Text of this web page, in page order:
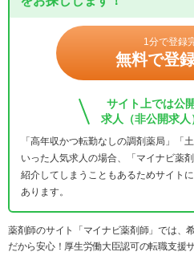
1分で登録
無料で登
サイト上では公
求人（非公開求
「高年収かつ転勤なしの調剤薬局」「
いった人気求人の場合、「マイナビ薬
紹介してしまうこともあるためサイト
あります。
薬剤師のサイト「マイナビ薬剤師」では、
だから安心！厚生労働大臣認可の転職支援